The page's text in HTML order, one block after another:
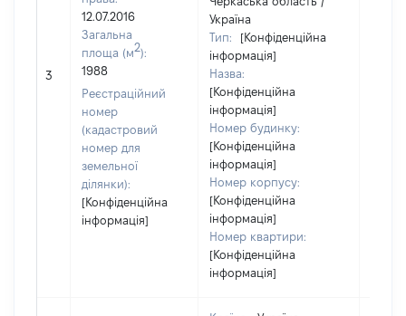
3
12.07.2016
Загальна
площа (м2):
1988
Реєстраційний
номер
(кадастровий
номер для
земельної
ділянки):
[Конфіденційна
інформація]
Україна
Тип:
[Конфіденційна
інформація]
Назва:
[Конфіденційна
інформація]
Номер будинку:
[Конфіденційна
інформація]
Номер корпусу:
[Конфіденційна
інформація]
Номер квартири:
[Конфіденційна
інформація]